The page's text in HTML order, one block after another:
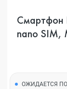
Смартфон
nano SIM,
ОЖИДАЕТСЯ